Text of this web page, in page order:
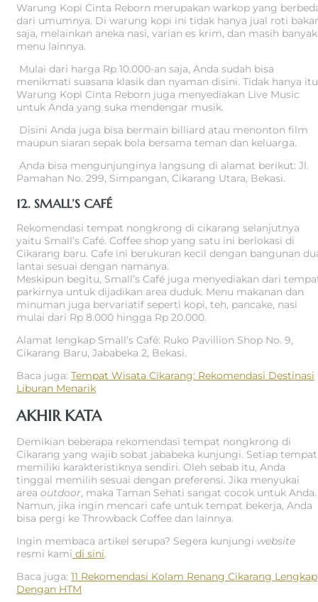
Warung Kopi Cinta Reborn merupakan warkop yang
dari umumnya. Di warung kopi ini tidak hanya jual roti bakar
saja, melainkan aneka nasi, varian es krim, dan masih banyak
menu lainnya.
Mulai dari harga Rp 10.000-an saja, Anda sudah bisa
menikmati suasana klasik dan nyaman disini. Tidak hanya
Warung Kopi Cinta Reborn juga menyediakan Live Music
untuk Anda yang suka mendengar musik.
Disini Anda juga bisa bermain billiard atau menonton film
maupun siaran sepak bola bersama teman dan keluarga.
Anda bisa mengunjunginya langsung di alamat berikut: Jl.
Pamahan No. 299, Simpangan, Cikarang Utara, Bekasi.
12. SMALL’S CAFÉ
Rekomendasi tempat nongkrong di cikarang selanjutnya
yaitu Small’s Café. Coffee shop yang satu ini berlokasi di
Cikarang baru. Cafe ini berukuran kecil dengan bangunan
lantai sesuai dengan namanya.
Meskipun begitu, Small’s Café juga menyediakan dari
parkirnya untuk dijadikan area duduk. Menu makanan dan
minuman juga bervariatif seperti kopi, teh, pancake, nasi
mulai dari Rp 8.000 hingga Rp 20.000.
Alamat lengkap Small’s Café: Ruko Pavillion Shop No. 9,
Cikarang Baru, Jababeka 2, Bekasi.
Baca juga: Tempat Wisata Cikarang: Rekomendasi Destinasi
Liburan Menarik
AKHIR KATA
Demikian beberapa rekomendasi tempat nongkrong di
Cikarang yang wajib sobat jababeka kunjungi. Setiap tempat
memiliki karakteristiknya sendiri. Oleh sebab itu, Anda
tinggal memilih sesuai dengan preferensi. Jika menyukai
area outdoor, maka Taman Sehati sangat cocok untuk Anda.
Namun, jika ingin mencari cafe untuk tempat bekerja, Anda
bisa pergi ke Throwback Coffee dan lainnya.
Ingin membaca artikel serupa? Segera kunjungi website
resmi kami di sini.
Baca juga: 11 Rekomendasi Kolam Renang Cikarang Lengkap
Dengan HTM